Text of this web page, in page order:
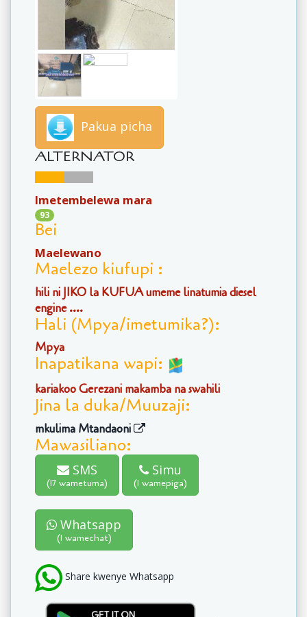
Pakua picha
ALTERNATOR
Imetembelewa mara
93
Bei
Maelewano
Maelezo kiufupi :
hili ni JIKO la KUFUA umeme linatumia diesel
engine ....
Hali (Mpya/imetumika?):
Mpya
Inapatikana wapi:
kariakoo Gerezani makamba na swahili
Jina la duka/Muuzaji:
mkulima Mtandaoni
Mawasiliano:
SMS
(17 wametuma)
Simu
(1 wamepiga)
Whatsapp
(1 wamechat)
Share kwenye Whatsapp